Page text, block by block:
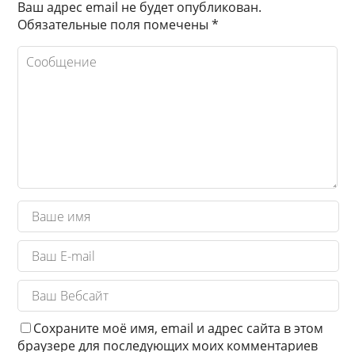
Ваш адрес email не будет опубликован.
Обязательные поля помечены*
Сохраните моё имя, email и адрес сайта в этом
браузере для последующих моих комментариев